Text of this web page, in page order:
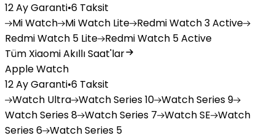
12 Ay Garanti•6 Taksit
MiWatch MiWatch Lite RedmiWatch 3 Active
RedmiWatch 5 Lite RedmiWatch 5 Active
Tüm Xiaomi Akıllı Saat'lar
Apple Watch
12 Ay Garanti•6 Taksit
Watch Ultra WatchSeries 10 WatchSeries 9
WatchSeries 8 WatchSeries 7 WatchSE Watch
Series 6 WatchSeries 5